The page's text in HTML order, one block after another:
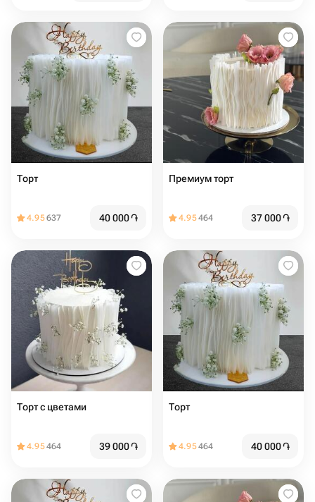
Торт
4.95637 40 000֏
Премиум торт
4.95464 37 000֏
Торт с цветами
4.95464 39 000֏
Торт
4.95464 40 000֏